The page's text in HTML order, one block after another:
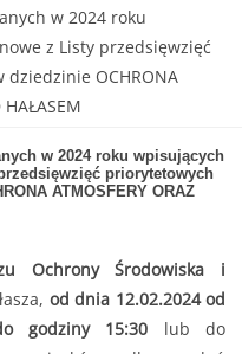
w 2024 roku
z Listy przedsięwzięć
OCHRONA
HAŁASEM
w 2024 roku wpisujących
priorytetowych
ATMOSFERY ORAZ
Ochrony Środowiska i
od dnia 12.02.2024 od
godziny 15:30 lub do